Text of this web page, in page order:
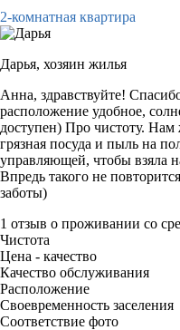
2-комнатная квартира
Дарья, хозяин жилья
Анна, здравствуйте!
расположение удобное,
доступен) Про чистоту. Нам
грязная посуда и пыль на
управляющей, чтобы взяла
Впредь такого не
заботы)
1 отзыв о проживании со
Чистота
Цена - качество
Качество обслуживания
Расположение
Своевременность заселения
Соответствие фото